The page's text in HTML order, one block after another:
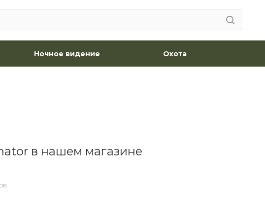
Ночное видение Охота
в нашем магазине